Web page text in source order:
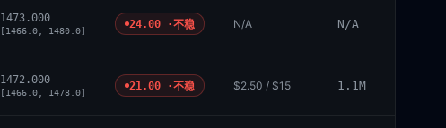
1473.000
[1466.0, 1480.0]
24.00 ·不稳 N/A N/A
1472.000
[1466.0, 1478.0]
21.00 ·不稳 $2.50 / $15 1.1M